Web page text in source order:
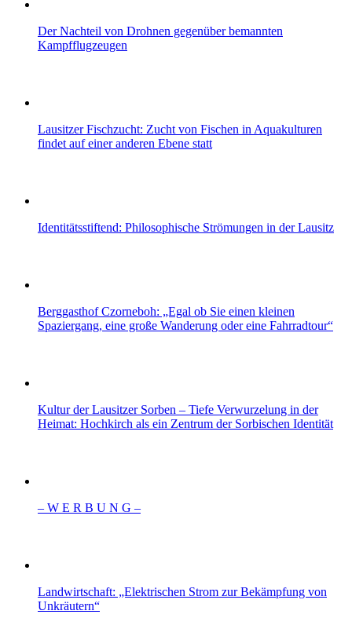
Der Nachteil von Drohnen gegenüber bemannten
Kampfflugzeugen
Lausitzer Fischzucht: Zucht von Fischen in Aquakulturen
findet auf einer anderen Ebene statt
Identitätsstiftend: Philosophische Strömungen in der Lausitz
Berggasthof Czorneboh: „Egal ob Sie einen kleinen
Spaziergang, eine große Wanderung oder eine Fahrradtour“
Kultur der Lausitzer Sorben – Tiefe Verwurzelung in der
Heimat: Hochkirch als ein Zentrum der Sorbischen Identität
– W Ε R Β U Ν G –
Landwirtschaft: „Elektrischen Strom zur Bekämpfung von
Unkräutern“